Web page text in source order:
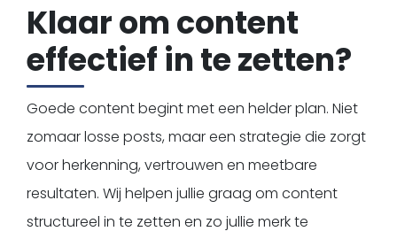
Klaar om content
effectief in te zetten?
Goede content begint met een helder plan. Niet
zomaar losse posts, maar een strategie die zorgt
voor herkenning, vertrouwen en meetbare
resultaten. Wij helpen jullie graag om content
structureel in te zetten en zo jullie merk te